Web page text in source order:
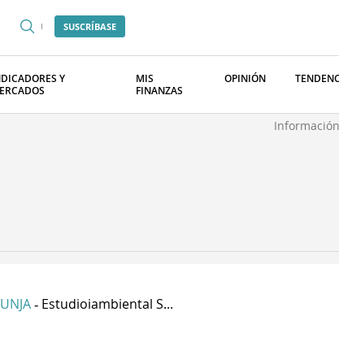
SUSCRÍBASE
Y
MIS
FINANZAS
OPINIÓN
- Estudioiambiental S...